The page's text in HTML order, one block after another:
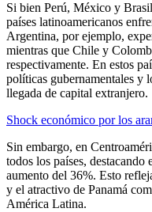
Si bien Perú, México y
países latinoamericanos
Argentina, por ejemplo,
mientras que Chile y
respectivamente. En estos
políticas gubernamentales y
llegada de capital extranjero.
Shock económico por los
Sin embargo, en
todos los países, destacando
aumento del 36%. Esto
y el atractivo de Panamá
América Latina.